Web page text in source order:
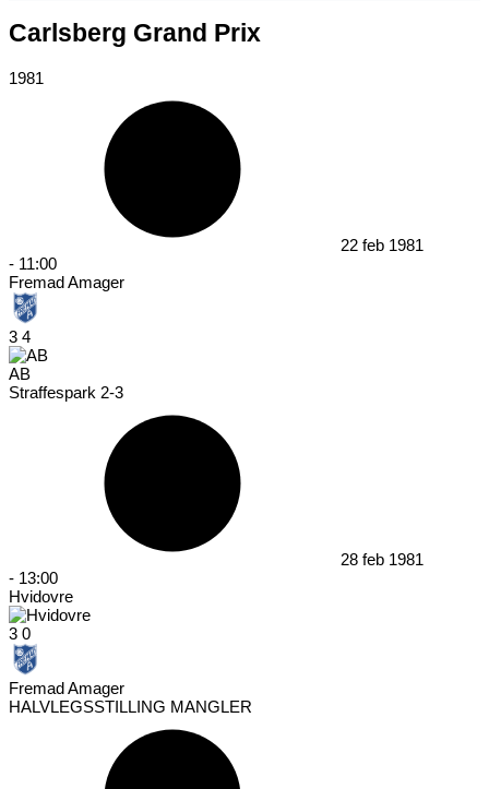
Carlsberg Grand Prix
1981
22 feb 1981
- 11:00
Fremad Amager
3 4
AB
Straffespark 2-3
28 feb 1981
- 13:00
Hvidovre
3 0
Fremad Amager
HALVLEGSSTILLING MANGLER